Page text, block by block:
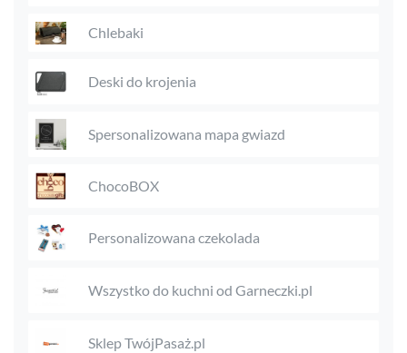
Chlebaki
Deski do krojenia
Spersonalizowana mapa gwiazd
ChocoBOX
Personalizowana czekolada
Wszystko do kuchni od Garneczki.pl
Sklep TwójPasaż.pl